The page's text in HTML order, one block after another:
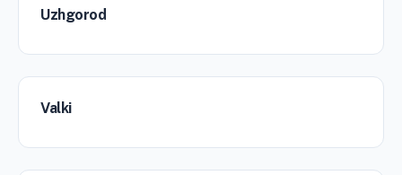
Uzhgorod
Valki